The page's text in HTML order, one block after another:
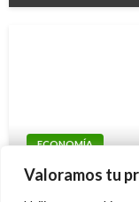
Valoramos tu
ECONOMÍA
Colombia